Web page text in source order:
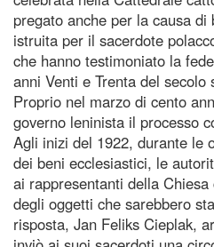
pregato anche per la causa
istruita per il sacerdote
che hanno testimoniato la
anni Venti e Trenta del secolo
Proprio nel marzo di cento
governo leninista il processo
Agli inizi del 1922, durante le
dei beni ecclesiastici, le
ai rappresentanti della
degli oggetti che sarebbero
risposta, Jan Feliks Cieplak,